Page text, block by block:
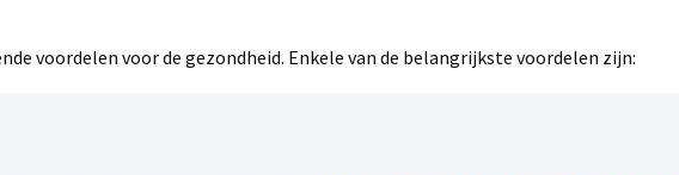
voordelen voor de gezondheid. Enkele van de belangrijkste voordelen zijn: